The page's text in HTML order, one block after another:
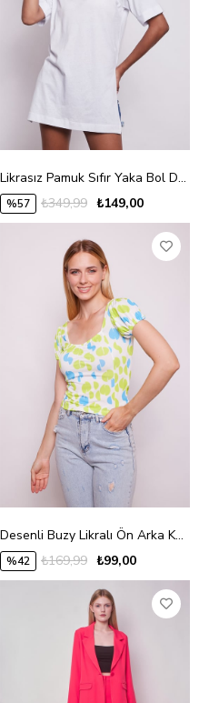
Likrasız Pamuk Sıfır Yaka Bol Duble Kol Yan Yırtmaçlı Oversize Tshirt-Beyaz
%57 ₺149,00
₺349,99
Desenli Buzy Likralı Ön Arka Kare Yaka Kolları Lastikli Büzgülü Bluz -Yeşil Puan
%42 ₺99,00
₺169,99